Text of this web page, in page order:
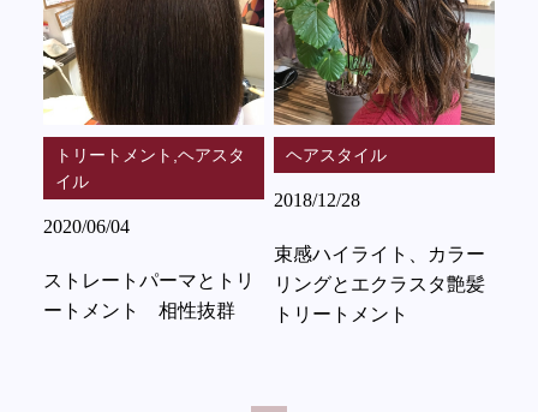
トリートメント,ヘアスタ
イル
2020/06/04
ストレートパーマとトリ
ートメント 相性抜群
ヘアスタイル
2018/12/28
束感ハイライト、カラー
リングとエクラスタ艶髪
トリートメント